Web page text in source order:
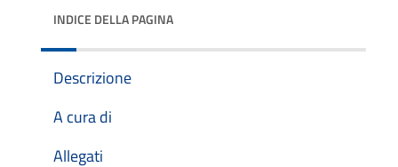
INDICE DELLA PAGINA
Descrizione
A cura di
Allegati